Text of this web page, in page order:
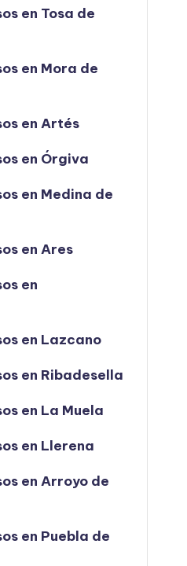
en Tosa de
en Mora de
en Artés
en Órgiva
en Medina de
en Ares
en
en Lazcano
en Ribadesella
en La Muela
en Llerena
en Arroyo de
en Puebla de